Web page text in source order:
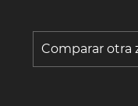
Comparar otra